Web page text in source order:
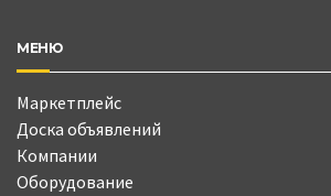
МЕНЮ
Маркетплейс
Доска объявлений
Компании
Оборудование